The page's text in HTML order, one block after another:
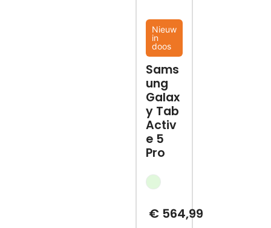
Nieuw
in
doos
Sams
ung
Galax
y Tab
Activ
e 5
Pro
€564,99